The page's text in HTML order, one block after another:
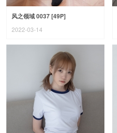
风之领域 0037 [49P]
2022-03-14